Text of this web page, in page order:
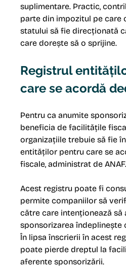
suplimentare. Practic,
parte din impozitul pe care
statului să fie direcționată
care dorește să o sprijine.
Registrul
care se acordă
Pentru ca anumite
beneficia de facilitățile
organizațiile trebuie să fie
entităților pentru care se
fiscale, administrat de ANAF.
Acest registru poate fi
permite companiilor să
către care intenționează să
sponsorizarea îndeplinește
În lipsa înscrierii în acest
poate pierde dreptul la
aferente sponsorizării.